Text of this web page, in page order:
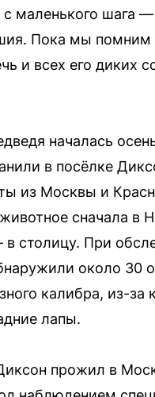
с маленького шага
Пока мы
и всех его диких
началась
в посёлке
из Москвы и
сначала в
в столицу. При
около 30
калибра, из-за
лапы.
прожил в